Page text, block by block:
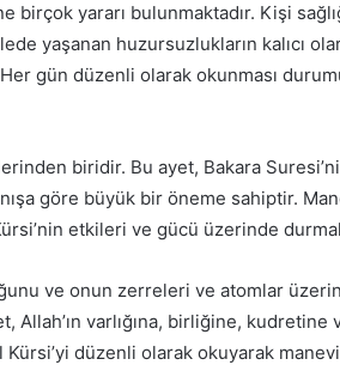
birçok yararı bulunmaktadır. Kişi
yaşanan huzursuzlukların kalıcı
gün düzenli olarak okunması
biridir. Bu ayet, Bakara
göre büyük bir öneme sahiptir.
etkileri ve gücü üzerinde
ve onun zerreleri ve atomlar
varlığına, birliğine, kudretine
düzenli olarak okuyarak